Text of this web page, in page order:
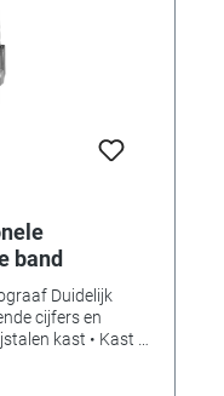
band
Duidelijk
cijfers en
kast • Kast Ø